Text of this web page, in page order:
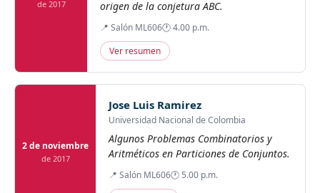
de 2017
origen de la conjetura ABC.
📍 Salón ML606🕐 4.00 p.m.
Ver resumen
2 de noviembre
de 2017
Jose Luis Ramirez
Universidad Nacional de Colombia
Algunos Problemas Combinatorios y
Aritméticos en Particiones de Conjuntos.
📍 Salón ML606🕐 5.00 p.m.